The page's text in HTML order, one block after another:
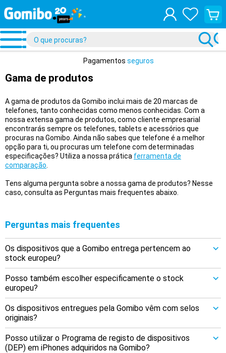
Ver
teu
de
Pagamentos seguros
Gama de produtos
A gama de produtos da Gomibo inclui mais de 20 marcas de
telefones, tanto conhecidas como menos conhecidas. Com a
nossa extensa gama de produtos, como cliente empresarial
encontrarás sempre os telefones, tablets e acessórios que
procuras na Gomibo. Ainda não sabes que telefone é a melhor
opção para ti, ou procuras um telefone com determinadas
especificações? Utiliza a nossa prática ferramenta de
comparação
Tens alguma pergunta sobre a nossa gama de produtos? Nesse
caso, consulta as Perguntas mais frequentes abaixo.
Perguntas mais frequentes
Os dispositivos que a Gomibo entrega pertencem ao
stock europeu?
Posso também escolher especificamente o stock
europeu?
Os dispositivos entregues pela Gomibo vêm com selos
originais?
Posso utilizar o Programa de registo de dispositivos
(DEP) em iPhones adquiridos na Gomibo?